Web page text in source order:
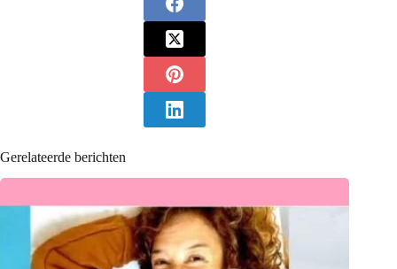
Gerelateerde berichten